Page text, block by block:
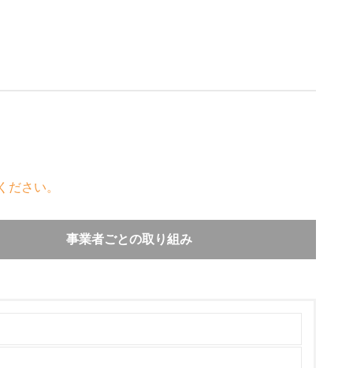
さい。
事業者ごとの取り組み
降の新型車においてリサイクル可能率90%